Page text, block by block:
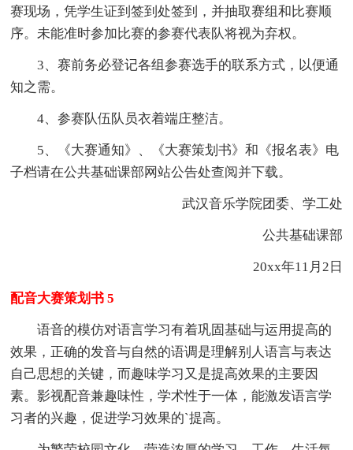
赛现场，凭学生证到签到处签到，并抽取赛组和比赛顺
序。未能准时参加比赛的参赛代表队将视为弃权。
3、赛前务必登记各组参赛选手的联系方式，以便通
知之需。
4、参赛队伍队员衣着端庄整洁。
5、《大赛通知》、《大赛策划书》和《报名表》电
子档请在公共基础课部网站公告处查阅并下载。
武汉音乐学院团委、学工处
公共基础课部
20xx年11月2日
配音大赛策划书 5
语音的模仿对语言学习有着巩固基础与运用提高的
效果，正确的发音与自然的语调是理解别人语言与表达
自己思想的关键，而趣味学习又是提高效果的主要因
素。影视配音兼趣味性，学术性于一体，能激发语言学
习者的兴趣，促进学习效果的`提高。